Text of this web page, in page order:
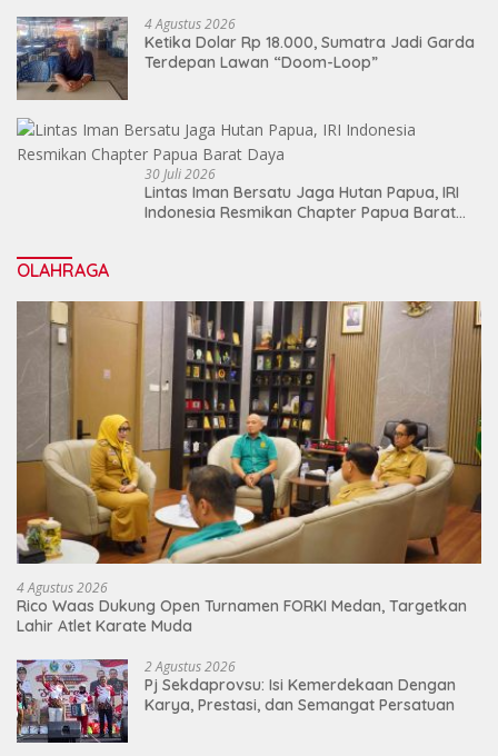
4 Agustus 2026
Ketika Dolar Rp 18.000, Sumatra Jadi Garda
Terdepan Lawan “Doom-Loop”
30 Juli 2026
Lintas Iman Bersatu Jaga Hutan Papua, IRI
Indonesia Resmikan Chapter Papua Barat
OLAHRAGA
4 Agustus 2026
Rico Waas Dukung Open Turnamen FORKI Medan, Targetkan
Lahir Atlet Karate Muda
2 Agustus 2026
Pj Sekdaprovsu: Isi Kemerdekaan Dengan
Karya, Prestasi, dan Semangat Persatuan